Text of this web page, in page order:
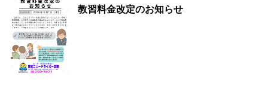
教習料金改定のお知らせ